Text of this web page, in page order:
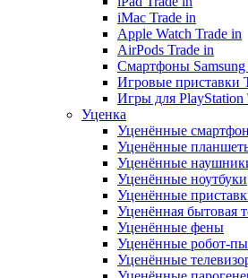
iMac Trade in
Apple Watch Trade in
AirPods Trade in
Смартфоны Samsung
Игровые приставки
Игры для PlayStation
Уценка
Уценённые
Уценённые
Уценённые
Уценённые ноутбуки
Уценённые
Уценённая бытовая
Уценённые фены
Уценённые робот-
Уценённые